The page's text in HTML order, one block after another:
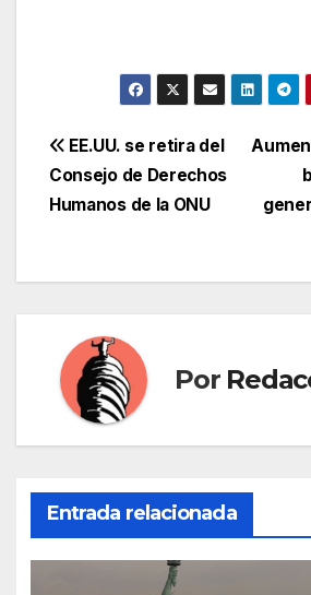
Navegación
de
EE.UU. se retira del
Consejo de Derechos
Humanos de la ONU
Por
Entrada relacionada